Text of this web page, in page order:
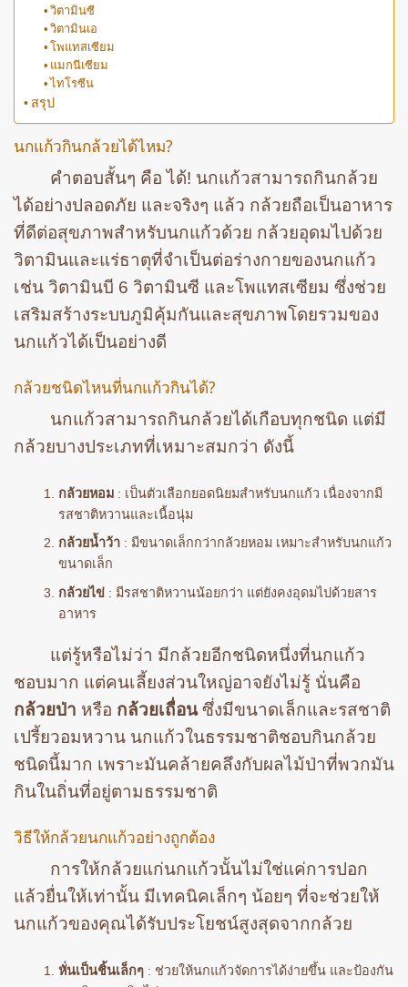
วิตามินซี
วิตามินเอ
โพแทสเซียม
แมกนีเซียม
ไทโรซีน
สรุป
นกแก้วกินกล้วยได้ไหม?
คำตอบสั้นๆ คือ ได้! นกแก้วสามารถกินกล้วย
ได้อย่างปลอดภัย และจริงๆ แล้ว กล้วยถือเป็นอาหาร
ที่ดีต่อสุขภาพสำหรับนกแก้วด้วย กล้วยอุดมไปด้วย
วิตามินและแร่ธาตุที่จำเป็นต่อร่างกายของนกแก้ว
เช่น วิตามินบี 6 วิตามินซี และโพแทสเซียม ซึ่งช่วย
เสริมสร้างระบบภูมิคุ้มกันและสุขภาพโดยรวมของ
นกแก้วได้เป็นอย่างดี
กล้วยชนิดไหนที่นกแก้วกินได้?
นกแก้วสามารถกินกล้วยได้เกือบทุกชนิด แต่มี
กล้วยบางประเภทที่เหมาะสมกว่า ดังนี้
กล้วยหอม: เป็นตัวเลือกยอดนิยมสำหรับนกแก้ว เนื่องจากมี
รสชาติหวานและเนื้อนุ่ม
กล้วยน้ำว้า: มีขนาดเล็กกว่ากล้วยหอม เหมาะสำหรับนกแก้ว
ขนาดเล็ก
กล้วยไข่: มีรสชาติหวานน้อยกว่า แต่ยังคงอุดมไปด้วยสาร
อาหาร
แต่รู้หรือไม่ว่า มีกล้วยอีกชนิดหนึ่งที่นกแก้ว
ชอบมาก แต่คนเลี้ยงส่วนใหญ่อาจยังไม่รู้ นั่นคือ
กล้วยป่า หรือ กล้วยเถื่อนซึ่งมีขนาดเล็กและรสชาติ
เปรี้ยวอมหวาน นกแก้วในธรรมชาติชอบกินกล้วย
ชนิดนี้มาก เพราะมันคล้ายคลึงกับผลไม้ป่าที่พวกมัน
กินในถิ่นที่อยู่ตามธรรมชาติ
วิธีให้กล้วยนกแก้วอย่างถูกต้อง
การให้กล้วยแก่นกแก้วนั้นไม่ใช่แค่การปอก
แล้วยื่นให้เท่านั้น มีเทคนิคเล็กๆ น้อยๆ ที่จะช่วยให้
นกแก้วของคุณได้รับประโยชน์สูงสุดจากกล้วย
หั่นเป็นชิ้นเล็กๆ: ช่วยให้นกแก้วจัดการได้ง่ายขึ้น และป้องกัน